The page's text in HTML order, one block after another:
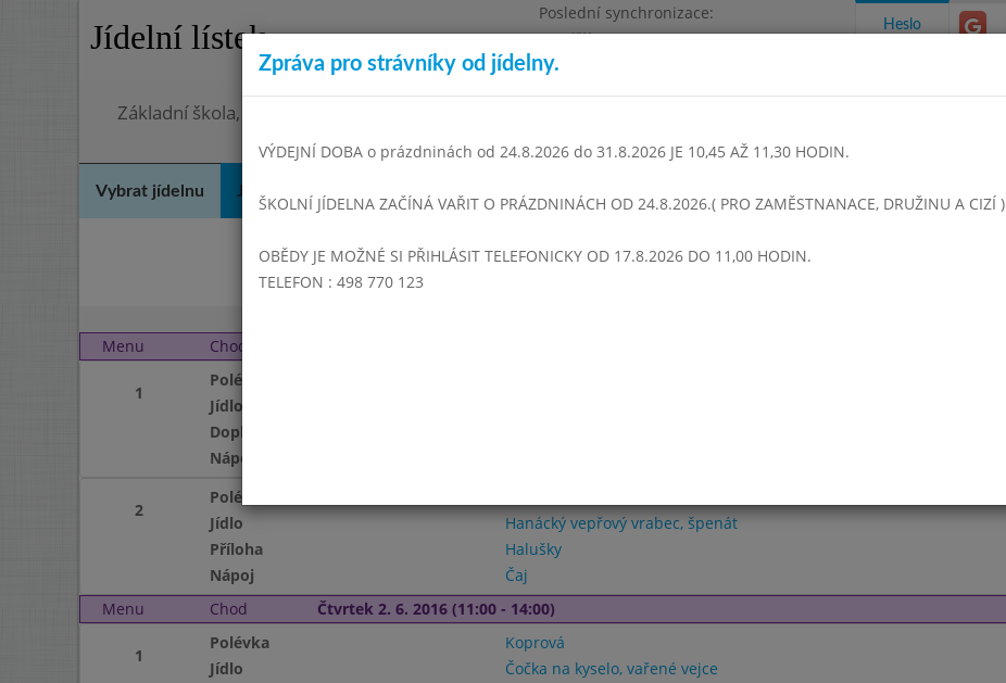
Jídelní lístek
Poslední synchronizace:
Pondělí 3.8.2026 9:06
Omezení objednávek
Základní škola, Hradec Králové, Bezručova 1468
Heslo
Vybrat jídelnu Jídelní lístek
Duben 2016 Květen 2016 Červen 2016 Červenec 2016
Menu
Chod
1
Polévka
Jídlo
Doplněk
Nápoj
2
Polévka
Jídlo
Hanácký vepřový vrabec, špenát
Příloha
Halušky
Nápoj
Čaj
Menu
Chod Čtvrtek 2. 6. 2016 (11:00 - 14:00)
1
Polévka Koprová
Jídlo
Čočka na kyselo, vařené vejce
Zpráva pro strávníky od jídelny.
VÝDEJNÍ DOBA o prázdninách od 24.8.2026 do 31.8.2026 JE 10,45 AŽ 11,30 HODIN.
ŠKOLNÍ JÍDELNA ZAČÍNÁ VAŘIT O PRÁZDNINÁCH OD 24.8.2026.( PRO ZAMĚSTNANACE, DRUŽINU A CIZÍ )
OBĚDY JE MOŽNÉ SI PŘIHLÁSIT TELEFONICKY OD 17.8.2026 DO 11,00 HODIN.
TELEFON : 498 770 123